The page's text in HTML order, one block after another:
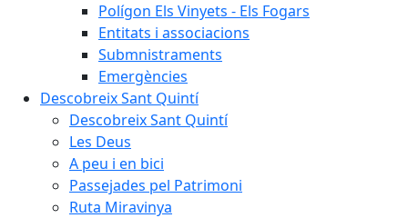
Polígon Els Vinyets - Els Fogars
Entitats i associacions
Submnistraments
Emergències
Descobreix Sant Quintí
Descobreix Sant Quintí
Les Deus
A peu i en bici
Passejades pel Patrimoni
Ruta Miravinya